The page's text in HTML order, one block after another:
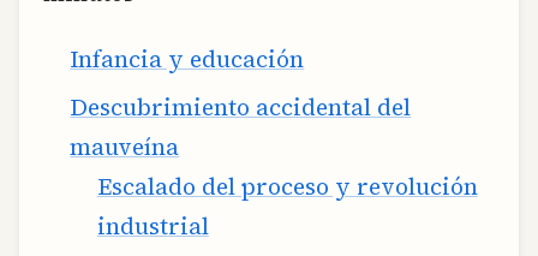
Infancia y educación
Descubrimiento accidental del
mauveína
Escalado del proceso y revolución
industrial